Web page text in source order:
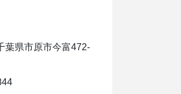
葉県市原市今富472-